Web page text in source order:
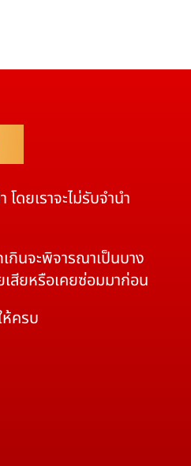
ดยเราจะไม่รับจำนำ
กินจะพิจารณาเป็นบาง
สียหรือเคยซ่อมมาก่อน
ครบ